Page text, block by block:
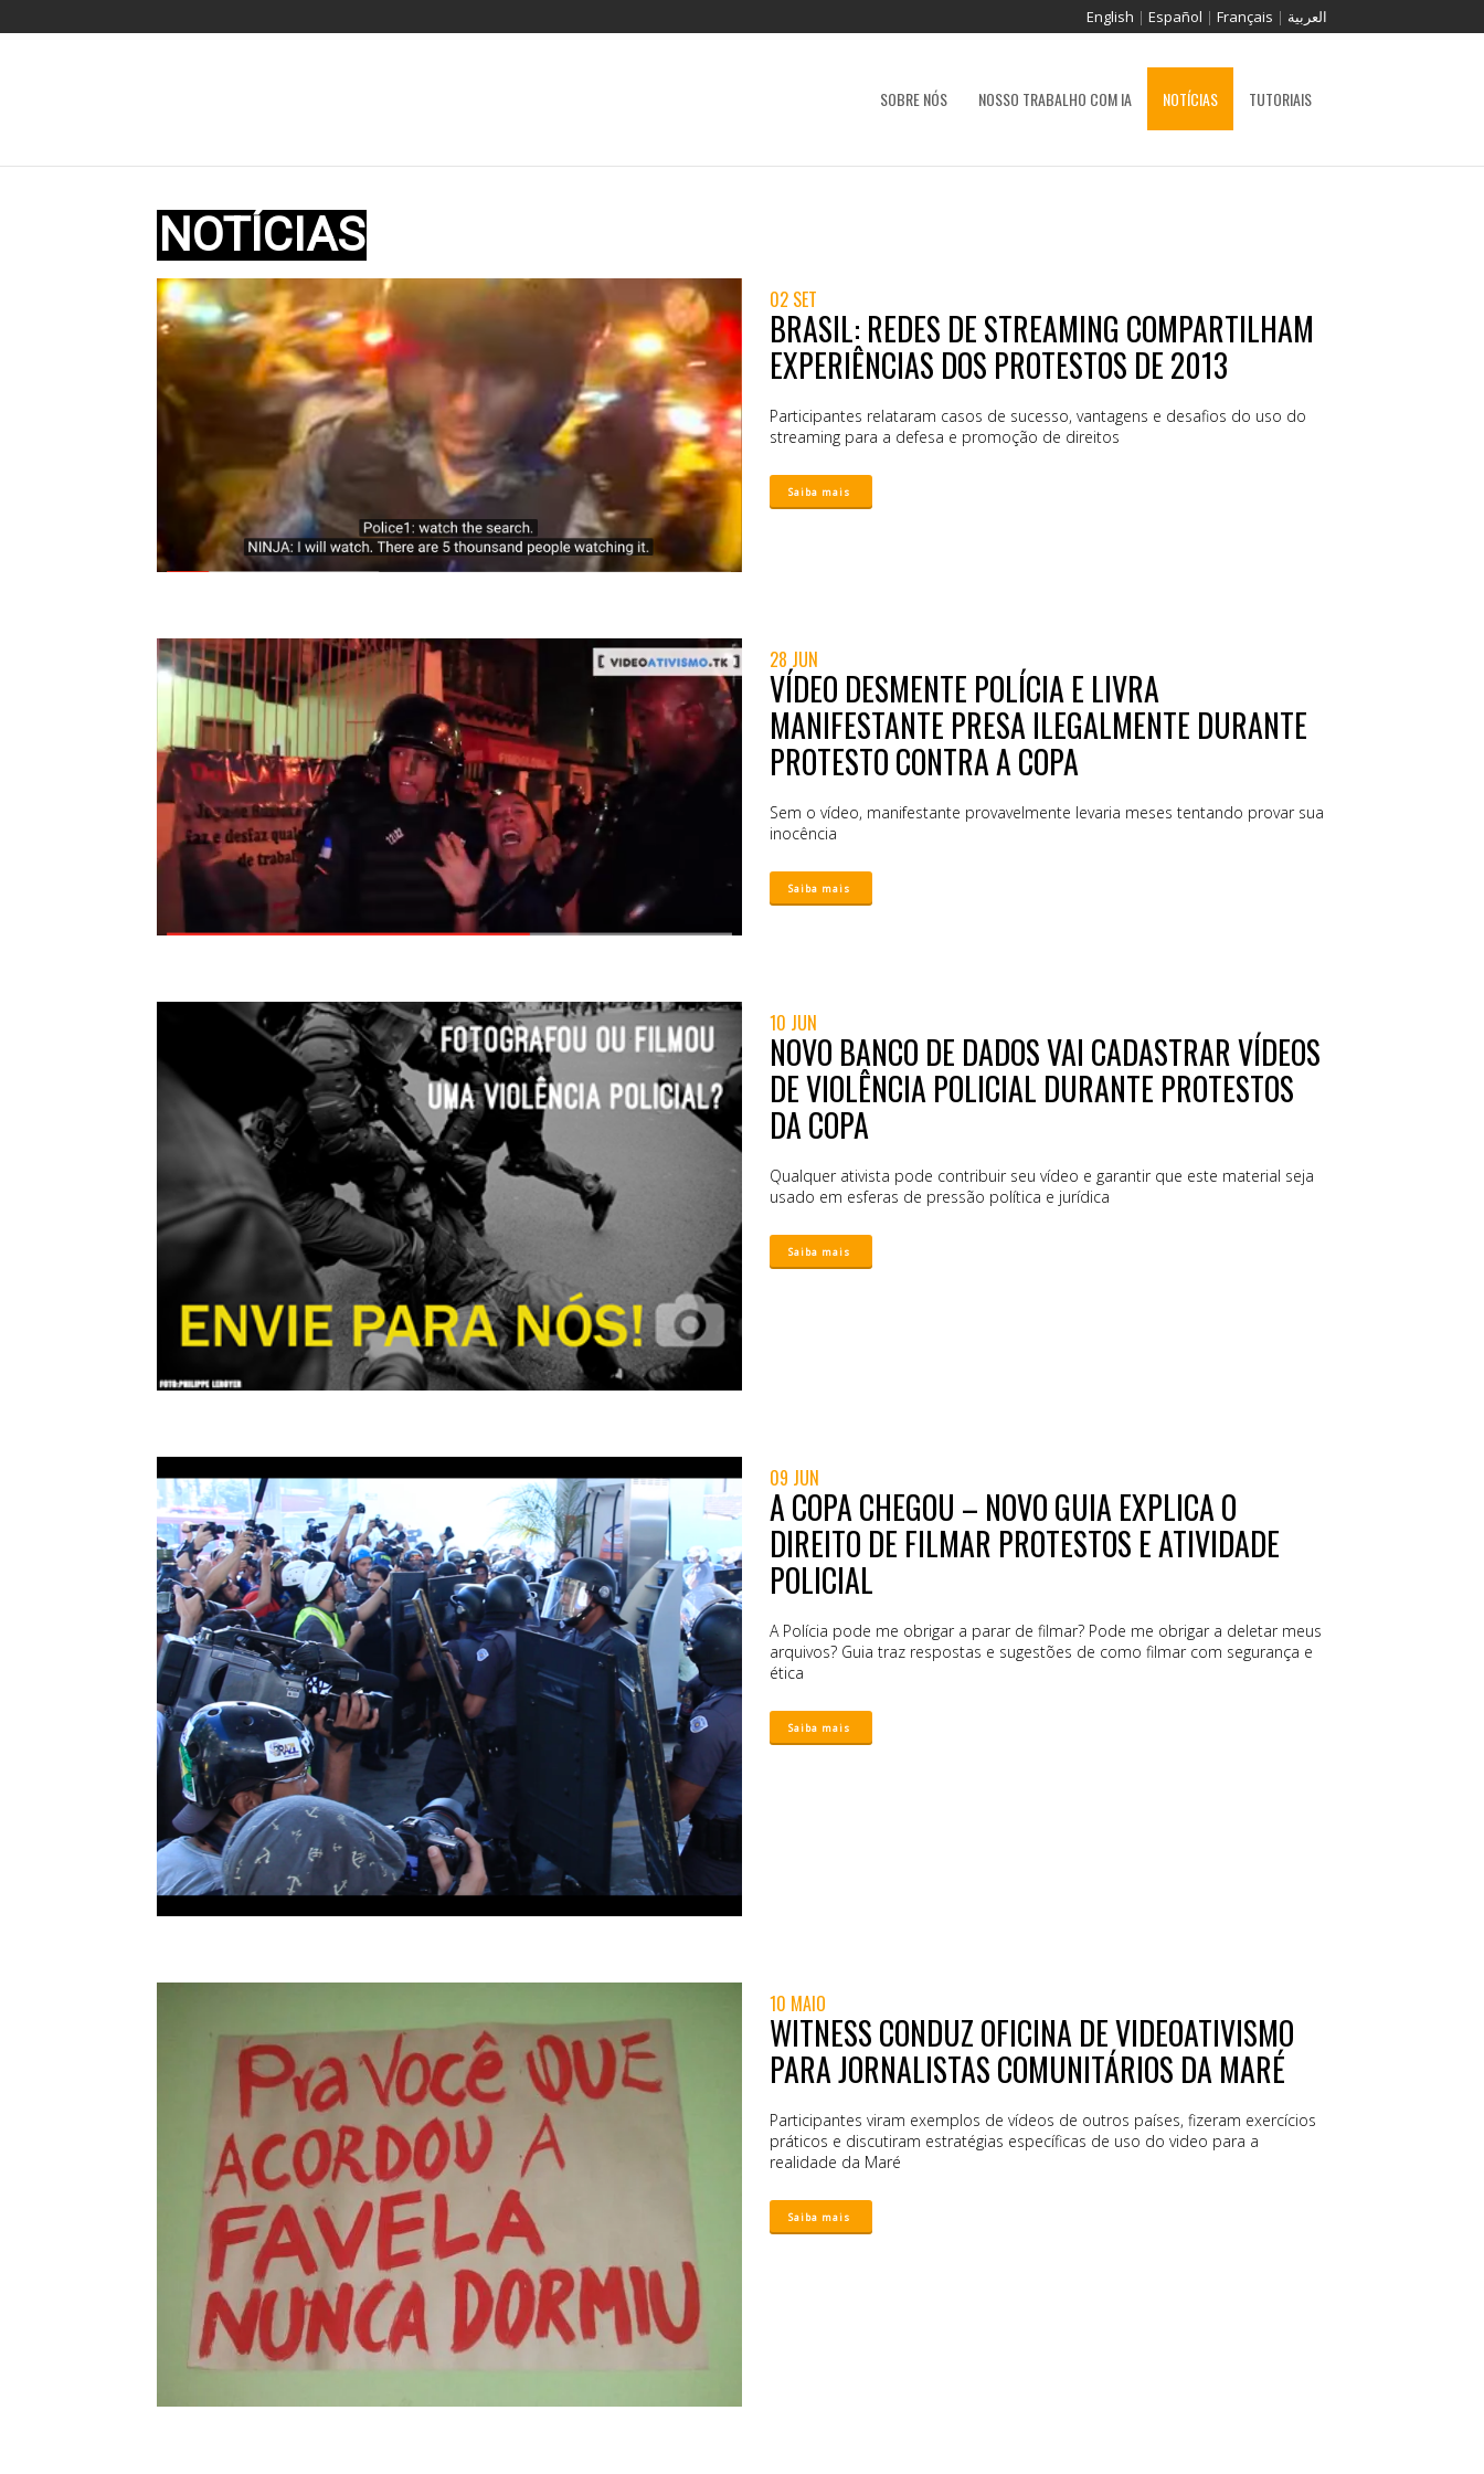
English | Español | Français | العربية
SOBRE NÓS NOSSO TRABALHO COM IA NOTÍCIAS TUTORIAIS
02 SET
BRASIL: REDES DE STREAMING COMPARTILHAM
EXPERIÊNCIAS DOS PROTESTOS DE 2013
Participantes relataram casos de sucesso, vantagens e desafios do uso do
streaming para a defesa e promoção de direitos
28 JUN
VÍDEO DESMENTE POLÍCIA E LIVRA
MANIFESTANTE PRESA ILEGALMENTE DURANTE
PROTESTO CONTRA A COPA
Sem o vídeo, manifestante provavelmente levaria meses tentando provar sua
inocência
10 JUN
NOVO BANCO DE DADOS VAI CADASTRAR VÍDEOS
DE VIOLÊNCIA POLICIAL DURANTE PROTESTOS
DA COPA
Qualquer ativista pode contribuir seu vídeo e garantir que este material seja
usado em esferas de pressão política e jurídica
09 JUN
A COPA CHEGOU – NOVO GUIA EXPLICA O
DIREITO DE FILMAR PROTESTOS E ATIVIDADE
POLICIAL
A Polícia pode me obrigar a parar de filmar? Pode me obrigar a deletar meus
arquivos? Guia traz respostas e sugestões de como filmar com segurança e
ética
10 MAIO
WITNESS CONDUZ OFICINA DE VIDEOATIVISMO
PARA JORNALISTAS COMUNITÁRIOS DA MARÉ
Participantes viram exemplos de vídeos de outros países, fizeram exercícios
práticos e discutiram estratégias específicas de uso do video para a
realidade da Maré